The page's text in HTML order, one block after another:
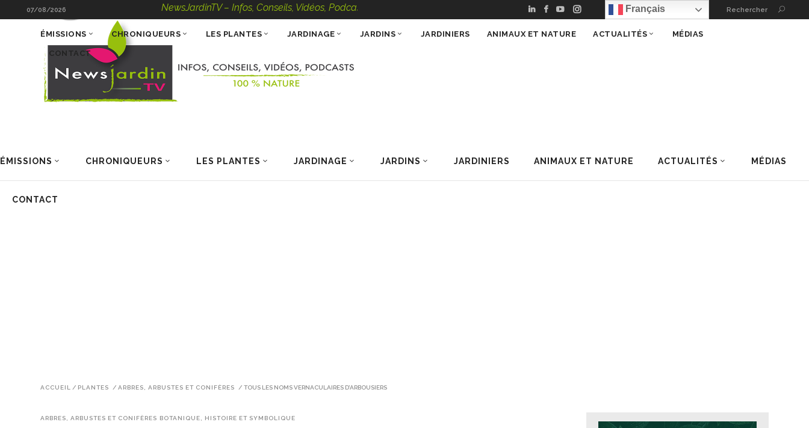
07/08/2026 NewsJardinTV – Infos, Conseils, Vidéos, Podcasts – 100 % Nature Français Rechercher
ÉMISSIONS CHRONIQUEURS LES PLANTES JARDINAGE JARDINS JARDINIERS ANIMAUX ET NATURE ACTUALITÉS MÉDIAS
CONTACT
ÉMISSIONS CHRONIQUEURS LES PLANTES JARDINAGE JARDINS JARDINIERS ANIMAUX ET NATURE ACTUALITÉS MÉDIAS
CONTACT
ACCUEIL / PLANTES / ARBRES, ARBUSTES ET CONIFÈRES / TOUS LES NOMS VERNACULAIRES D’ARBOUSIERS
ARBRES, ARBUSTES ET CONIFÈRES BOTANIQUE, HISTOIRE ET SYMBOLIQUE